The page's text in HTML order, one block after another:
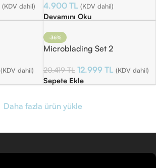
(KDV dahil) 4.900 TL (KDV dahil)
Devamını Oku
(KDV dahil)
-36%
Microblading Set 2
20.419TL 12.999 TL (KDV dahil)
Sepete Ekle
Daha fazla ürün yükle